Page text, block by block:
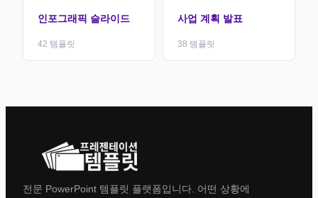
인포그래픽 슬라이드
42 템플릿
사업 계획 발표
38 템플릿
전문 PowerPoint 템플릿 플랫폼입니다. 어떤 상황에